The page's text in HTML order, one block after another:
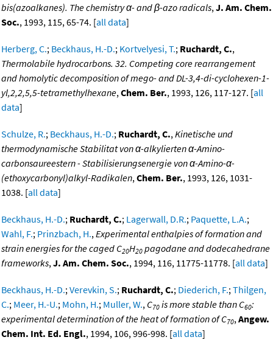
bis(azoalkanes). The chemistry α- and β-azo radicals,J. Am. Chem.
Soc., 1993, 115, 65-74. [all data]
Herberg, C.; Beckhaus, H.-D.; Kortvelyesi, T.; Ruchardt, C.,
Thermolabile hydrocarbons. 32. Competing core rearrangement
and homolytic decomposition of mego- and DL-3,4-di-cyclohexen-1-
yl,2,2,5,5-tetramethylhexane,Chem. Ber., 1993, 126, 117-127. [all
data]
Schulze, R.; Beckhaus, H.-D.; Ruchardt, C.,Kinetische und
thermodynamische Stabilitat von α-alkylierten α-Amino-
carbonsaureestern - Stabilisierungsenergie von α-Amino-α-
(ethoxycarbonyl)alkyl-Radikalen,Chem. Ber., 1993, 126, 1031-
1038. [all data]
Beckhaus, H.-D.; Ruchardt, C.; Lagerwall, D.R.; Paquette, L.A.;
Wahl, F.; Prinzbach, H.,Experimental enthalpies of formation and
strain energies for the caged C20H20 pagodane and dodecahedrane
frameworks,J. Am. Chem. Soc., 1994, 116, 11775-11778. [all data]
Beckhaus, H.-D.;Verevkin, S.; Ruchardt, C.; Diederich, F.;Thilgen,
C.; Meer, H.-U.; Mohn, H.; Muller, W., C70 is more stable than C60:
experimental determination of the heat of formation of C70,Angew.
Chem. Int. Ed. Engl., 1994, 106, 996-998. [all data]